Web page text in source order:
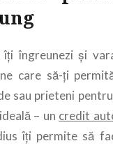
îngreunezi și
care să-ți
sau prieteni
– un credit
îți permite să